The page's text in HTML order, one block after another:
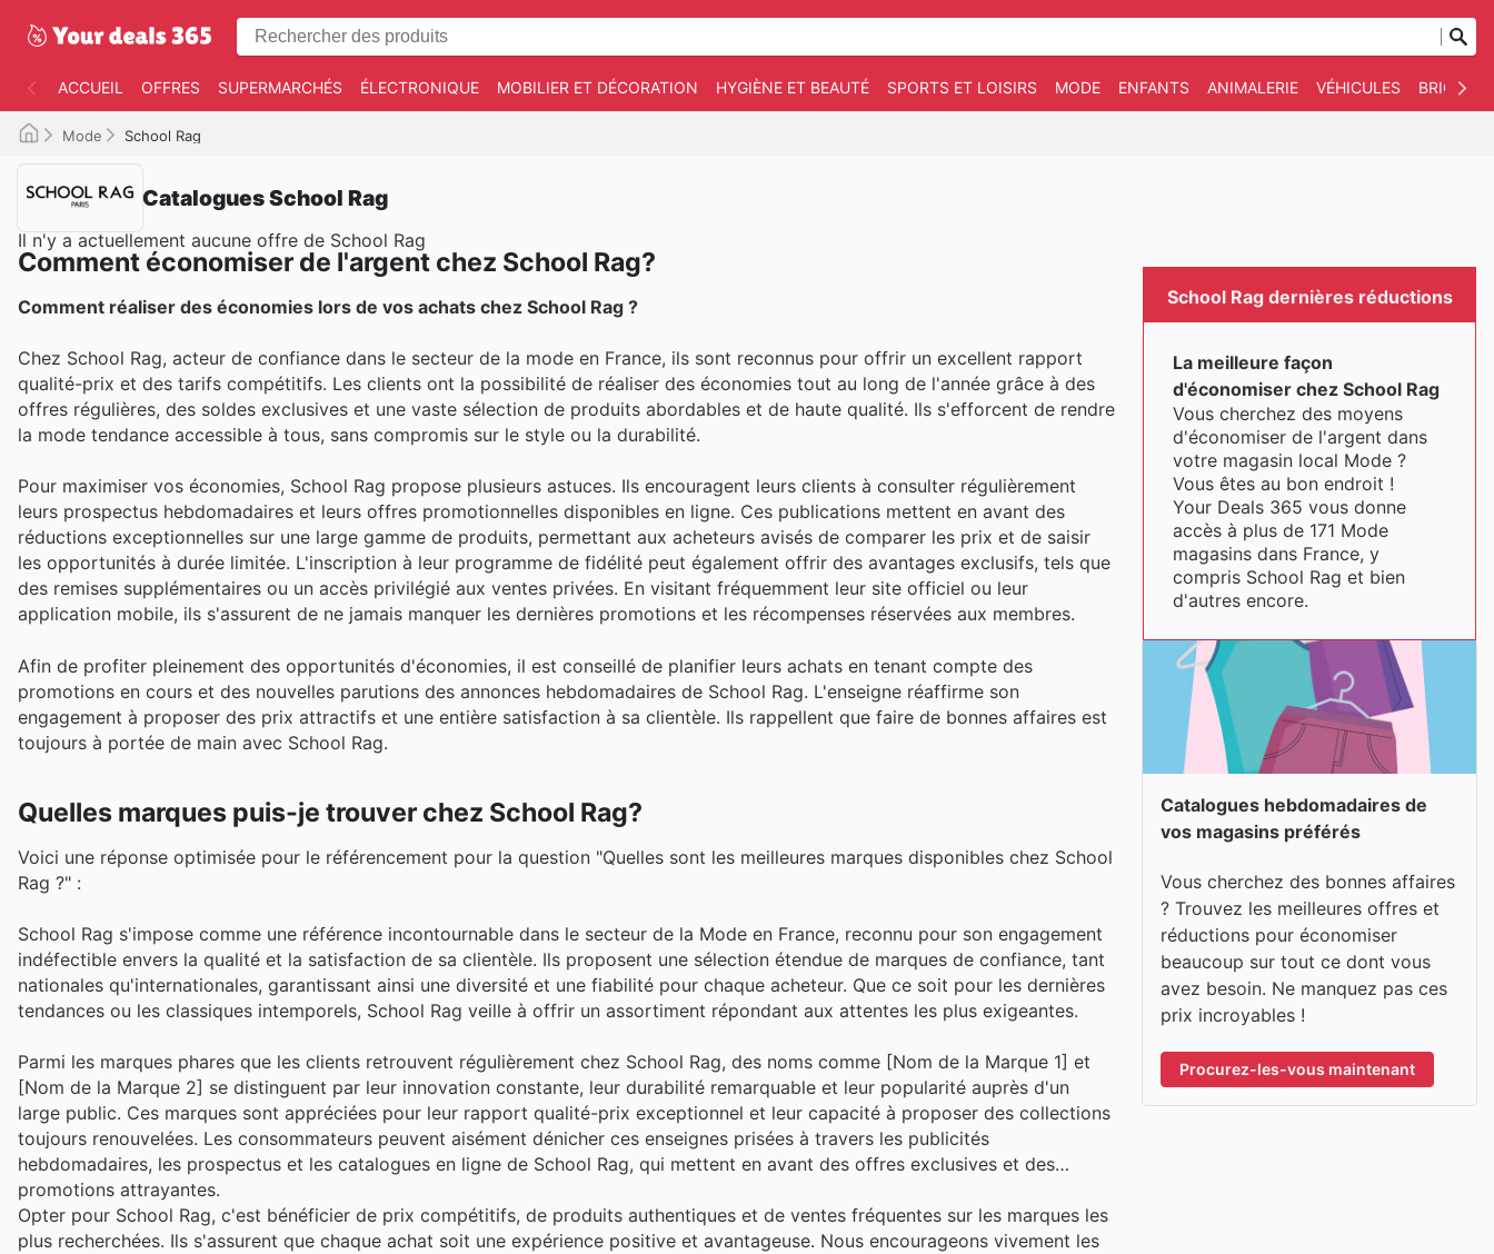
ACCUEIL OFFRES SUPERMARCHÉS ÉLECTRONIQUE MOBILIER ET DÉCORATION HYGIÈNE ET BEAUTÉ SPORTS ET LOISIRS MODE ENFANTS ANIMALERIE VÉHICULES
Mode School Rag
Catalogues School Rag
Il n'y a actuellement aucune offre de School Rag
Comment économiser de l'argent chez School Rag?
Comment réaliser des économies lors de vos achats chez School Rag ?
Chez School Rag, acteur de confiance dans le secteur de la mode en France, ils sont reconnus pour offrir un excellent rapport
qualité-prix et des tarifs compétitifs. Les clients ont la possibilité de réaliser des économies tout au long de l'année grâce à des
offres régulières, des soldes exclusives et une vaste sélection de produits abordables et de haute qualité. Ils s'efforcent de rendre
la mode tendance accessible à tous, sans compromis sur le style ou la durabilité.
Pour maximiser vos économies, School Rag propose plusieurs astuces. Ils encouragent leurs clients à consulter régulièrement
leurs prospectus hebdomadaires et leurs offres promotionnelles disponibles en ligne. Ces publications mettent en avant des
réductions exceptionnelles sur une large gamme de produits, permettant aux acheteurs avisés de comparer les prix et de saisir
les opportunités à durée limitée. L'inscription à leur programme de fidélité peut également offrir des avantages exclusifs, tels que
des remises supplémentaires ou un accès privilégié aux ventes privées. En visitant fréquemment leur site officiel ou leur
application mobile, ils s'assurent de ne jamais manquer les dernières promotions et les récompenses réservées aux membres.
Afin de profiter pleinement des opportunités d'économies, il est conseillé de planifier leurs achats en tenant compte des
promotions en cours et des nouvelles parutions des annonces hebdomadaires de School Rag. L'enseigne réaffirme son
engagement à proposer des prix attractifs et une entière satisfaction à sa clientèle. Ils rappellent que faire de bonnes affaires est
toujours à portée de main avec School Rag.
Quelles marques puis-je trouver chez School Rag?
Voici une réponse optimisée pour le référencement pour la question "Quelles sont les meilleures marques disponibles chez School
Rag ?" :
School Rag s'impose comme une référence incontournable dans le secteur de la Mode en France, reconnu pour son engagement
indéfectible envers la qualité et la satisfaction de sa clientèle. Ils proposent une sélection étendue de marques de confiance, tant
nationales qu'internationales, garantissant ainsi une diversité et une fiabilité pour chaque acheteur. Que ce soit pour les dernières
tendances ou les classiques intemporels, School Rag veille à offrir un assortiment répondant aux attentes les plus exigeantes.
Parmi les marques phares que les clients retrouvent régulièrement chez School Rag, des noms comme [Nom de la Marque 1] et
[Nom de la Marque 2] se distinguent par leur innovation constante, leur durabilité remarquable et leur popularité auprès d'un
large public. Ces marques sont appréciées pour leur rapport qualité-prix exceptionnel et leur capacité à proposer des collections
toujours renouvelées. Les consommateurs peuvent aisément dénicher ces enseignes prisées à travers les publicités
hebdomadaires, les prospectus et les catalogues en ligne de School Rag, qui mettent en avant des offres exclusives et des
promotions attrayantes.
Opter pour School Rag, c'est bénéficier de prix compétitifs, de produits authentiques et de ventes fréquentes sur les marques les
plus recherchées. Ils s'assurent que chaque achat soit une expérience positive et avantageuse. Nous encourageons vivement les
School Rag dernières réductions
La meilleure façon
d'économiser chez School Rag
Vous cherchez des moyens
d'économiser de l'argent dans
votre magasin local Mode ?
Vous êtes au bon endroit !
Your Deals 365 vous donne
accès à plus de 171 Mode
magasins dans France, y
compris School Rag et bien
d'autres encore.
Catalogues hebdomadaires de
vos magasins préférés
Vous cherchez des bonnes affaires
? Trouvez les meilleures offres et
réductions pour économiser
beaucoup sur tout ce dont vous
avez besoin. Ne manquez pas ces
prix incroyables !
Procurez-les-vous maintenant